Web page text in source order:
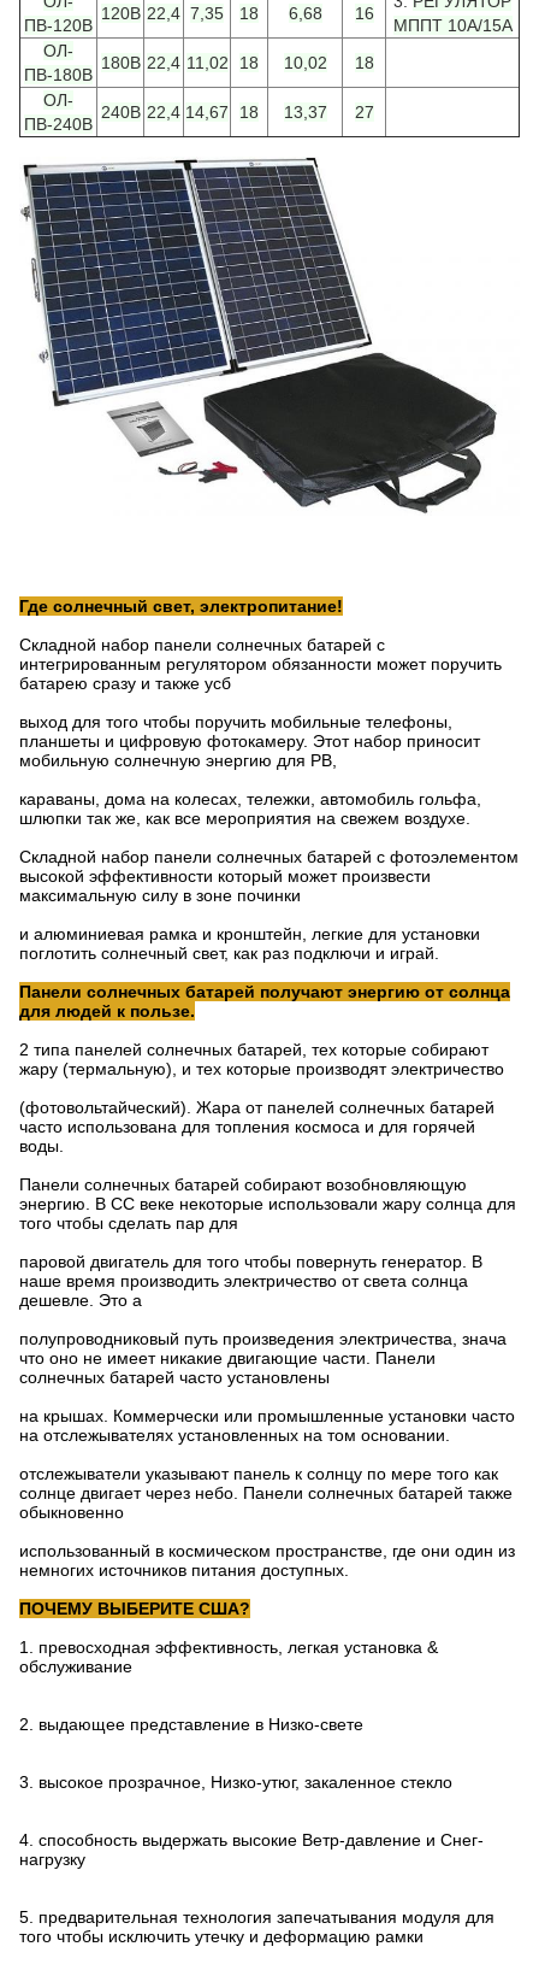
ПВ-120В
120В 22,4 7,35 18 6,68 16
МППТ 10А/15А
ОЛ-
ПВ-180В
180В 22,4 11,02 18 10,02
18
ОЛ-
ПВ-240В
240В 22,4 14,67 18 13,37 27
Где солнечный свет, электропитание!
Складной набор панели солнечных батарей с
интегрированным регулятором обязанности может поручить
батарею сразу и также усб
выход для того чтобы поручить мобильные телефоны,
планшеты и цифровую фотокамеру. Этот набор приносит
мобильную солнечную энергию для РВ,
караваны, дома на колесах, тележки, автомобиль гольфа,
шлюпки так же, как все мероприятия на свежем воздухе.
Складной набор панели солнечных батарей с фотоэлементом
высокой эффективности который может произвести
максимальную силу в зоне починки
и алюминиевая рамка и кронштейн, легкие для установки
поглотить солнечный свет, как раз подключи и играй.
Панели солнечных батарей получают энергию от солнца
для людей к пользе.
2 типа панелей солнечных батарей, тех которые собирают
жару (термальную), и тех которые производят электричество
(фотовольтайческий). Жара от панелей солнечных батарей
часто использована для топления космоса и для горячей
воды.
Панели солнечных батарей собирают возобновляющую
энергию. В СС веке некоторые использовали жару солнца для
того чтобы сделать пар для
паровой двигатель для того чтобы повернуть генератор. В
наше время производить электричество от света солнца
дешевле. Это а
полупроводниковый путь произведения электричества, знача
что оно не имеет никакие двигающие части. Панели
солнечных батарей часто установлены
на крышах. Коммерчески или промышленные установки часто
на отслежывателях установленных на том основании.
отслежыватели указывают панель к солнцу по мере того как
солнце двигает через небо. Панели солнечных батарей также
обыкновенно
использованный в космическом пространстве, где они один из
немногих источников питания доступных.
ПОЧЕМУ ВЫБЕРИТЕ США?
1. превосходная эффективность, легкая установка &
обслуживание
2. выдающее представление в Низко-свете
3. высокое прозрачное, Низко-утюг, закаленное стекло
4. способность выдержать высокие Ветр-давление и Снег-
нагрузку
5. предварительная технология запечатывания модуля для
того чтобы исключить утечку и деформацию рамки